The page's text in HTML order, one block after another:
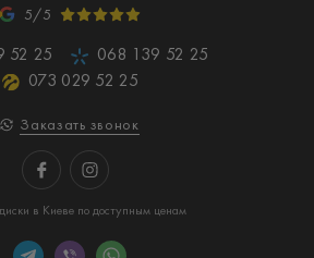
5/5
52 25
068 139 52 25
073 029 52 25
Заказать звонок
в Киеве по доступным ценам